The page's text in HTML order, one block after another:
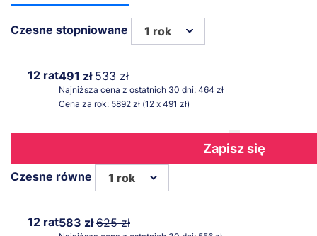
Czesne stopniowane 1 rok
12 rat491 zł533 zł
Najniższa cena z ostatnich 30 dni: 464 zł
Cena za rok: 5892 zł (12 x 491 zł)
Zapisz się
Czesne równe 1 rok
12 rat583 zł625 zł